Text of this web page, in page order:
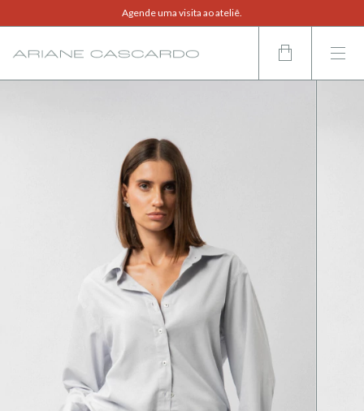
Agende uma visita ao ateliê.
Compre também pelo WhatsApp.